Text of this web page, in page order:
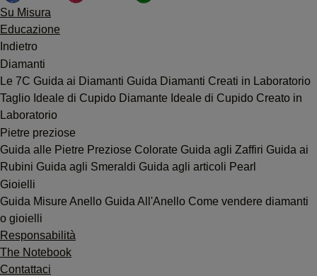
Su Misura
Educazione
Indietro
Diamanti
Le 7C Guida ai Diamanti Guida Diamanti Creati in Laboratorio
Taglio Ideale di Cupido Diamante Ideale di Cupido Creato in
Laboratorio
Pietre preziose
Guida alle Pietre Preziose Colorate Guida agli Zaffiri Guida ai
Rubini Guida agli Smeraldi Guida agli articoli Pearl
Gioielli
Guida Misure Anello Guida All'Anello Come vendere diamanti
o gioielli
Responsabilità
The Notebook
Contattaci